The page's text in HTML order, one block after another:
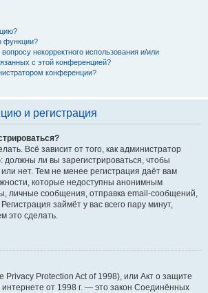
функции?
некорректного использования и/или
с этой конференцией?
конференции?
и регистрация
Всё зависит от того, как администратор
ли вы зарегистрироваться, чтобы
нет. Тем не менее регистрация даёт вам
которые недоступны анонимным
личные сообщения, отправка email-сообщений,
займёт у вас всего пару минут,
это сделать.
Privacy Protection Act of 1998), или Акт о защите
интернете от 1998 г. — это закон Соединённых